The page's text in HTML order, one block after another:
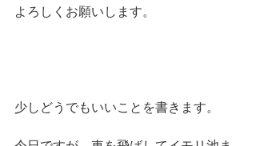
よろしくお願いします。
少しどうでもいいことを書きます。